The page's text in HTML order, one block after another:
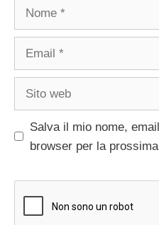
Salva il mio nome,
browser per la